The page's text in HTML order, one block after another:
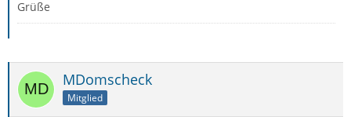
Grüße
MDomscheck
Mitglied